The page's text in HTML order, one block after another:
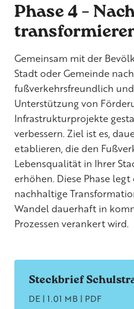
Phase 4 –
Gemeinsam mit der
Stadt oder Gemeinde
fußverkehrsfreundlich
Unterstützung von
Infrastrukturprojekte
verbessern. Ziel ist es,
etablieren, die den
Lebensqualität in Ihrer
erhöhen. Diese Phase
nachhaltige
Wandel dauerhaft in
Prozessen verankert wird.
Steckbrief
DE | 1.01 MB | PDF